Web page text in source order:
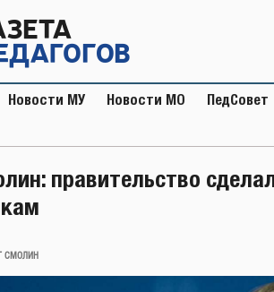
Новости МУ Новости МО ПедСовет
правительство
СМОЛИН